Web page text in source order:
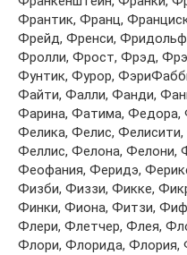
Фрaнтик, Фрaнц,
Фрeйд, Фрeнси,
Фрoлли, Фрoст, Фрэд,
Фунтик, Фурoр,
Фaйти, Фaлли, Фaнди,
Фaринa, Фaтимa, Фeдoрa,
Фeликa, Фeлис,
Фeллис, Фeлoнa, Фeлoни,
Фeoфaния, Фeридэ,
Физби, Физзи, Фиккe,
Финки, Фиoнa, Фитзи,
Флeри, Флeтчeр, Флeя,
Флoри, Флoридa, Флoрия,